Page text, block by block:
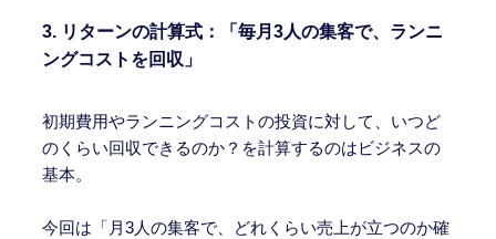
3. リターンの計算式：「毎月3人の集客で、ランニ
ングコストを回収」
初期費用やランニングコストの投資に対して、いつど
のくらい回収できるのか？を計算するのはビジネスの
基本。
今回は「月3人の集客で、どれくらい売上が立つのか確